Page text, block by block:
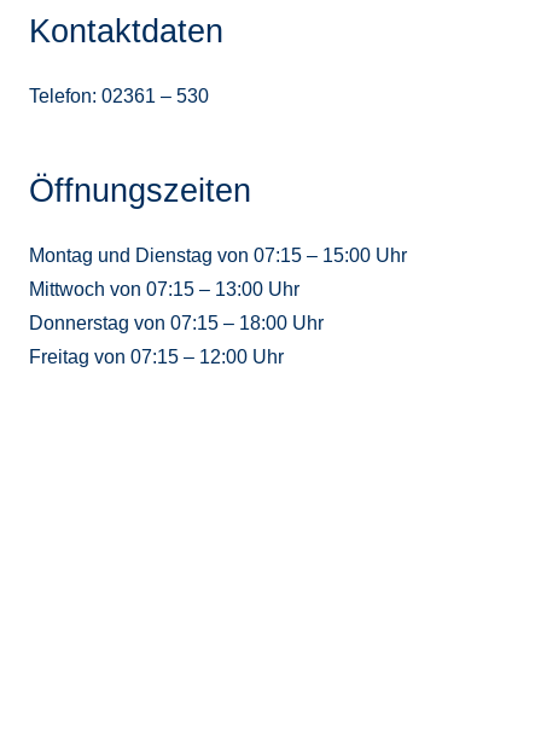
Kontaktdaten
Telefon: 02361 – 530
Öffnungszeiten
Montag und Dienstag von 07:15 – 15:00 Uhr
Mittwoch von 07:15 – 13:00 Uhr
Donnerstag von 07:15 – 18:00 Uhr
Freitag von 07:15 – 12:00 Uhr